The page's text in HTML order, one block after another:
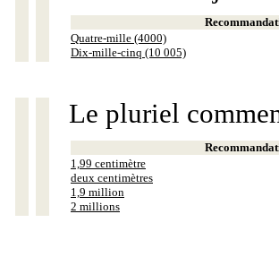
Quatre-mille (4000)
Dix-mille-cinq (10 005)
Le pluriel
1,99 centimètre
deux centimètres
1,9 million
2 millions